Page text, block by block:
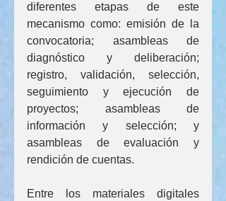
diferentes etapas de este
mecanismo como: emisión de la
convocatoria; asambleas de
diagnóstico y deliberación;
registro, validación, selección,
seguimiento y ejecución de
proyectos; asambleas de
información y selección; y
asambleas de evaluación y
rendición de cuentas.
Entre los materiales digitales